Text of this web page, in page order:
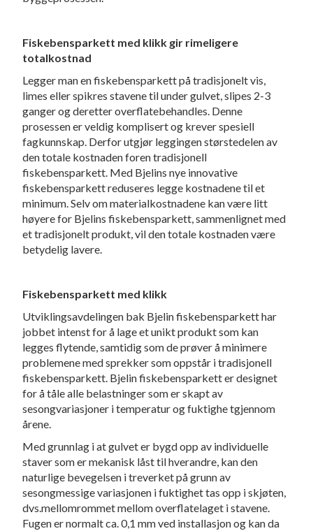
Fiskebensparkett med klikk gir rimeligere
totalkostnad
Legger man en fiskebensparkett på tradisjonelt vis,
limes eller spikres stavene til under gulvet, slipes 2-3
ganger og deretter overflatebehandles. Denne
prosessen er veldig komplisert og krever spesiell
fagkunnskap. Derfor utgjør leggingen størstedelen av
den totale kostnaden foren tradisjonell
fiskebensparkett. Med Bjelins nye innovative
fiskebensparkett reduseres legge kostnadene til et
minimum. Selv om materialkostnadene kan være litt
høyere for Bjelins fiskebensparkett, sammenlignet med
et tradisjonelt produkt, vil den totale kostnaden være
betydelig lavere.
Fiskebensparkett med klikk
Utviklingsavdelingen bak Bjelin fiskebensparkett har
jobbet intenst for å lage et unikt produkt som kan
legges flytende, samtidig som de prøver å minimere
problemene med sprekker som oppstår i tradisjonell
fiskebensparkett. Bjelin fiskebensparkett er designet
for å tåle alle belastninger som er skapt av
sesongvariasjoner i temperatur og fuktighe tgjennom
årene.
Med grunnlag i at gulvet er bygd opp av individuelle
staver som er mekanisk låst til hverandre, kan den
naturlige bevegelsen i treverket på grunn av
sesongmessige variasjonen i fuktighet tas opp i skjøten,
dvs.mellomrommet mellom overflatelaget i stavene.
Fugen er normalt ca. 0,1 mm ved installasjon og kan da